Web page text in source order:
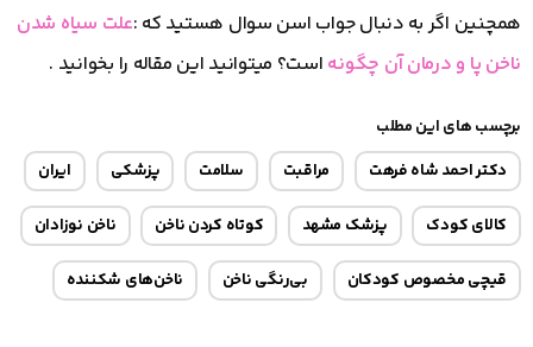
همچنین اگر به دنبال جواب اسن سوال هستید که :علت سیاه شدن
ناخن پا و درمان آن چگونه است؟ میتوانید این مقاله را بخوانید .
برچسب های این مطلب
دکتر احمد شاه فرهت
مراقبت سلامت پزشکی ایران
کالای کودک پزشک مشهد کوتاه کردن ناخن ناخن نوزادان
قیچی مخصوص کودکان بی‌رنگی ناخن ناخن‌های شکننده